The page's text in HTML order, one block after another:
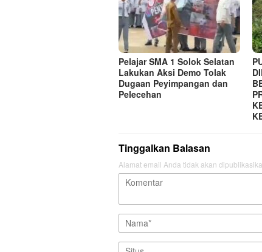
Pelajar SMA 1 Solok Selatan
Lakukan Aksi Demo Tolak
Dugaan Peyimpangan dan
Pelecehan
Tinggalkan Balasan
Alamat email Anda tidak akan